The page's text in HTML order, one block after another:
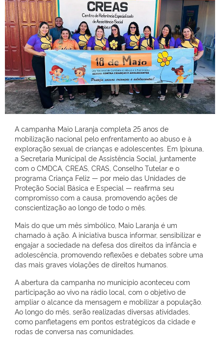
A campanha Maio Laranja completa 25 anos de
mobilização nacional pelo enfrentamento ao abuso e à
exploração sexual de crianças e adolescentes. Em Ipixuna,
a Secretaria Municipal de Assistência Social, juntamente
com o CMDCA, CREAS, CRAS, Conselho Tutelar e o
programa Criança Feliz — por meio das Unidades de
Proteção Social Básica e Especial — reafirma seu
compromisso com a causa, promovendo ações de
conscientização ao longo de todo o mês.
Mais do que um mês simbólico, Maio Laranja é um
chamado à ação. A iniciativa busca informar, sensibilizar e
engajar a sociedade na defesa dos direitos da infância e
adolescência, promovendo reflexões e debates sobre uma
das mais graves violações de direitos humanos.
A abertura da campanha no município aconteceu com
participação ao vivo na rádio local, com o objetivo de
ampliar o alcance da mensagem e mobilizar a população.
Ao longo do mês, serão realizadas diversas atividades,
como panfletagens em pontos estratégicos da cidade e
rodas de conversa nas comunidades.